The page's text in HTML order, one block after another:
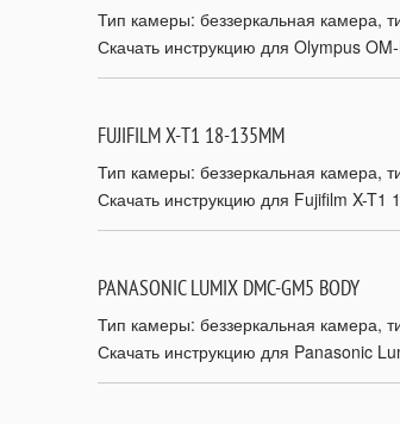
Тип камеры: беззеркальная камера,
Скачать инструкцию для Olympus
FUJIFILM X-T1 18-135MM
Тип камеры: беззеркальная камера,
Скачать инструкцию для Fujifilm X-T1
PANASONIC LUMIX DMC-GM5 BODY
Тип камеры: беззеркальная камера,
Скачать инструкцию для Panasonic